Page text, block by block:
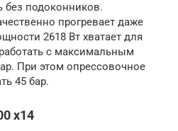
без подоконников.
прогревает даже
2618 Вт хватает для
с максимальным
При этом опрессовочное
45 бар.
x14